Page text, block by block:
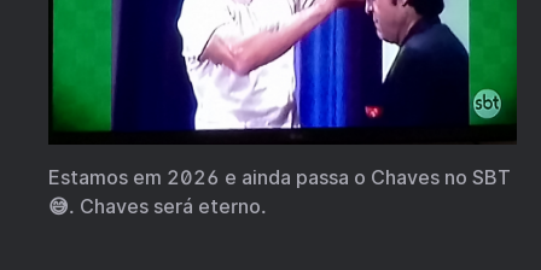
Estamos em 2026 e ainda passa o Chaves no SBT
😅. Chaves será eterno.